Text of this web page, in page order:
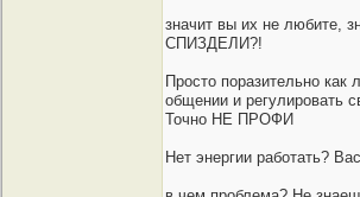
значит вы их не
СПИЗДЕЛИ?!
Просто поразительно
общении и регулировать
Точно НЕ ПРОФИ
Нет энергии работать?